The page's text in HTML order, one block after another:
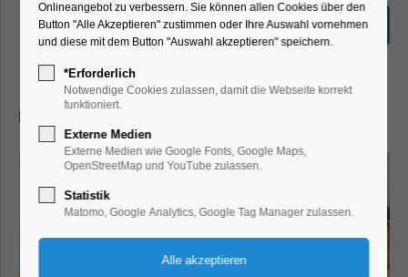
Kabinettausstellung "WTF...
im Museum"
Ausstellung
Onlineangebot zu verbessern. Sie können allen Cookies über den
Button "Alle Akzeptieren" zustimmen oder Ihre Auswahl vornehmen
und diese mit dem Button "Auswahl akzeptieren" speichern.
*Erforderlich
Notwendige Cookies zulassen, damit die Webseite korrekt
funktioniert.
Externe Medien
Externe Medien wie Google Fonts, Google Maps,
OpenStreetMap und YouTube zulassen.
Statistik
Matomo, Google Analytics, Google Tag Manager zulassen.